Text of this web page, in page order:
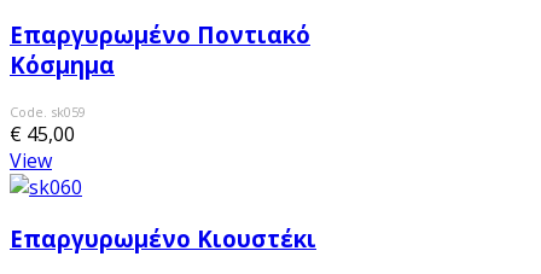
Επαργυρωμένο Ποντιακό
Κόσμημα
Code. sk059
€ 45,00
View
Επαργυρωμένο Κιουστέκι